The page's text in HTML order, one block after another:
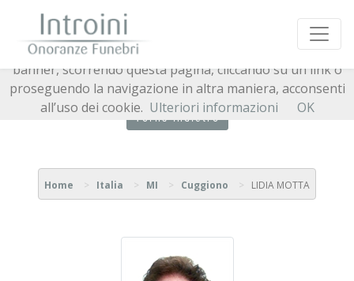
Torna indietro
Home Italia MI Cuggiono LIDIA MOTTA
Questo sito o gli strumenti terzi da questo utilizzati si
avvalgono di cookie necessari al funzionamento ed utili
alle finalità illustrate nella cookie policy. Chiudendo questo
banner, scorrendo questa pagina, cliccando su un link o
proseguendo la navigazione in altra maniera, acconsenti
all’uso dei cookie. Ulteriori informazioni OK